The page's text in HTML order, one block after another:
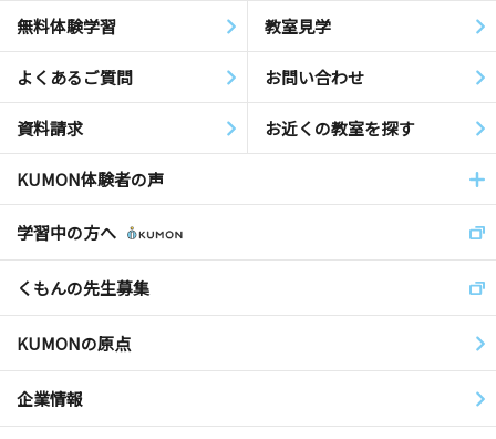
無料体験学習 教室見学
よくあるご質問 お問い合わせ
資料請求 お近くの教室を探す
KUMON体験者の声
学習中の方へ
くもんの先生募集
KUMONの原点
企業情報